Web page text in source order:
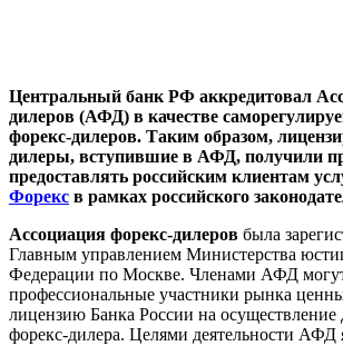
Центральный банк РФ аккредитовал
дилеров (АФД) в качестве
форекс-дилеров. Таким образом,
дилеры, вступившие в АФД, получили
предоставлять российским клиентам
Форекс в рамках российского
Ассоциация форекс-дилеров была
Главным управлением Министерства
Федерации по Москве. Членами АФД
профессиональные участники рынка
лицензию Банка России на осуществление
форекс-дилера. Целями деятельности АФД